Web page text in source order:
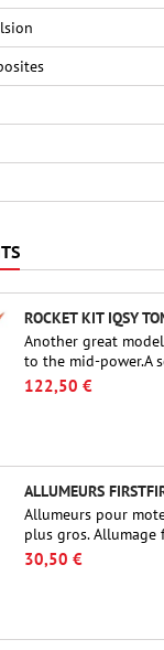
Another great
to the mid-power.A
famous sounding
and peefect to
122,50 €
ALLUMEURS
Allumeurs pour
plus gros. Allumage
jusqu'à 91 cm de
30,50 €